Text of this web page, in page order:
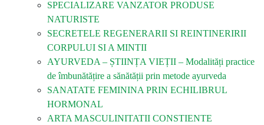
SPECIALIZARE VANZATOR PRODUSE
NATURISTE
SECRETELE REGENERARII SI REINTINERIRII
CORPULUI SI A MINTII
AYURVEDA – ȘTIINȚA VIEȚII – Modalități practice
de îmbunătățire a sănătății prin metode ayurveda
SANATATE FEMININA PRIN ECHILIBRUL
HORMONAL
ARTA MASCULINITATII CONSTIENTE